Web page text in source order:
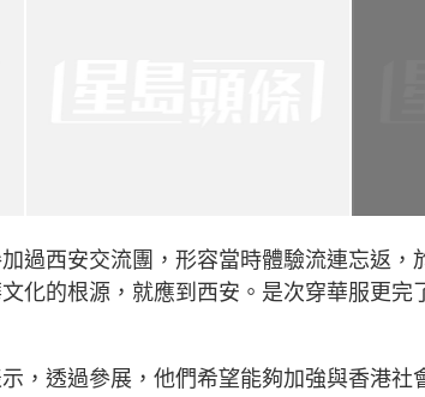
過西安交流團，形容當時體驗流連忘返，
化的根源，就應到西安。是次穿華服更完
，透過參展，他們希望能夠加強與香港社